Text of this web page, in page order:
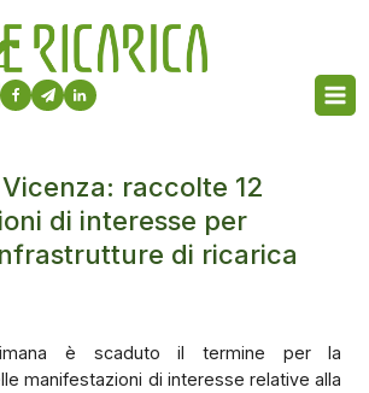
raccolte 12
di interesse per
di ricarica
è scaduto il termine per la
manifestazioni di interesse relative alla